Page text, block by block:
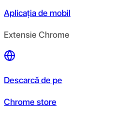
Aplicația de mobil
Extensie Chrome
Descarcă de pe
Chrome store